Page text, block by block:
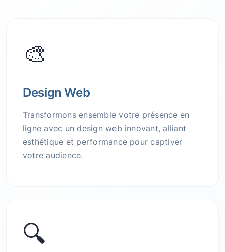
🎨
Design Web
Transformons ensemble votre présence en
ligne avec un design web innovant, alliant
esthétique et performance pour captiver
votre audience.
🔍